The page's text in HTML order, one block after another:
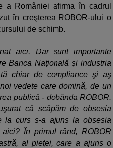
a României afirma în cadrul
în creşterea ROBOR-ului o
de schimb.
aici. Dar sunt importante
Banca Naţională şi industria
chiar de compliance şi aş
vedete care domină, de un
publică - dobânda ROBOR.
că scăpăm de obsesia
la curs s-a ajuns la obsesia
În primul rând, ROBOR
al pieţei, care a ajuns o